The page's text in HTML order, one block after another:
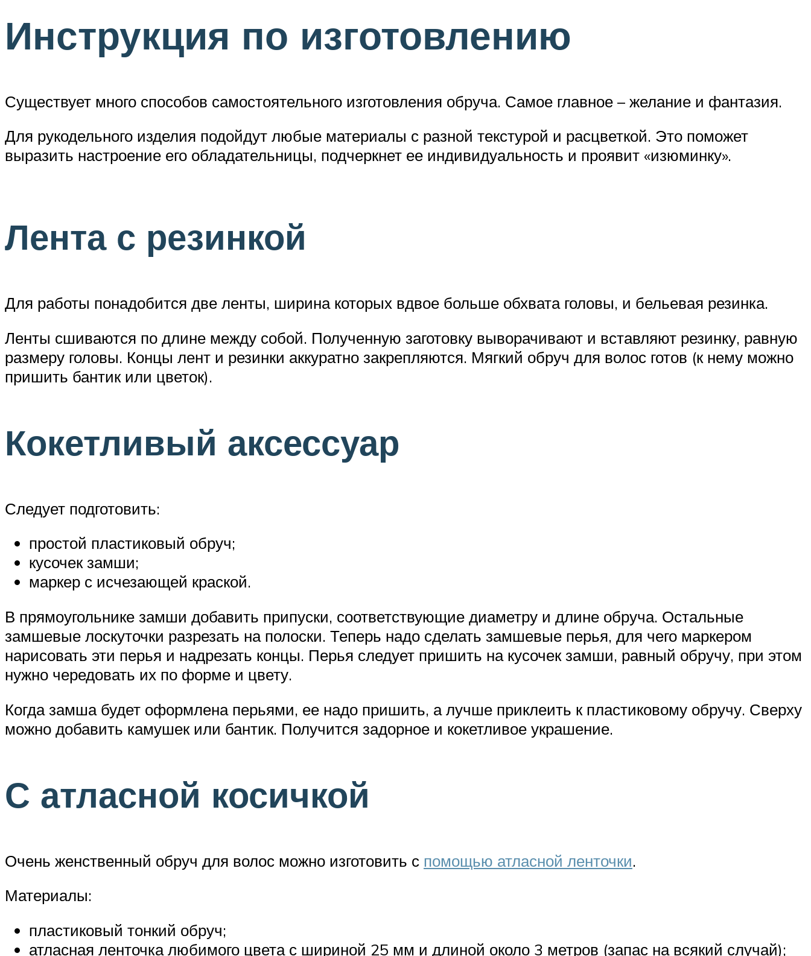
Инструкция по изготовлению
Существует много способов самостоятельного изготовления обруча. Самое главное – желание и фантазия.
Для рукодельного изделия подойдут любые материалы с разной текстурой и расцветкой. Это поможет
выразить настроение его обладательницы, подчеркнет ее индивидуальность и проявит «изюминку».
Лента с резинкой
Для работы понадобится две ленты, ширина которых вдвое больше обхвата головы, и бельевая резинка.
Ленты сшиваются по длине между собой. Полученную заготовку выворачивают и вставляют резинку, равную
размеру головы. Концы лент и резинки аккуратно закрепляются. Мягкий обруч для волос готов (к нему можно
пришить бантик или цветок).
Кокетливый аксессуар
Следует подготовить:
простой пластиковый обруч;
кусочек замши;
маркер с исчезающей краской.
В прямоугольнике замши добавить припуски, соответствующие диаметру и длине обруча. Остальные
замшевые лоскуточки разрезать на полоски. Теперь надо сделать замшевые перья, для чего маркером
нарисовать эти перья и надрезать концы. Перья следует пришить на кусочек замши, равный обручу, при этом
нужно чередовать их по форме и цвету.
Когда замша будет оформлена перьями, ее надо пришить, а лучше приклеить к пластиковому обручу. Сверху
можно добавить камушек или бантик. Получится задорное и кокетливое украшение.
С атласной косичкой
Очень женственный обруч для волос можно изготовить с помощью атласной ленточки.
Материалы:
пластиковый тонкий обруч;
атласная ленточка любимого цвета с шириной 25 мм и длиной около 3 метров (запас на всякий случай);